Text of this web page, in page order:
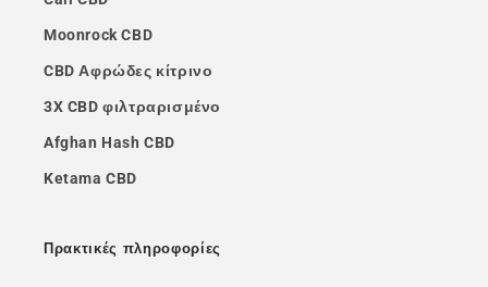
Moonrock CBD
CBD Αφρώδες κίτρινο
3X CBD φιλτραρισμένο
Afghan Hash CBD
Ketama CBD
Πρακτικές πληροφορίες